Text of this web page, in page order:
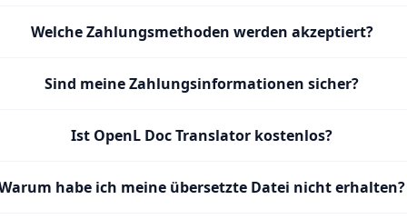
Welche Zahlungsmethoden werden akzeptiert?
Sind meine Zahlungsinformationen sicher?
Ist OpenL Doc Translator kostenlos?
habe ich meine übersetzte Datei nicht erhalten?